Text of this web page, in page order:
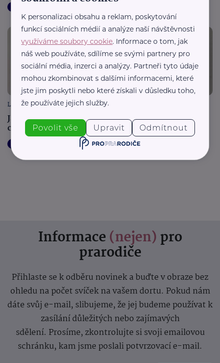
Liftech s.r.o.
Jak správně vybrat zánovní schodišťový výtah a na
co si dát pozor?
Podpora, pomoc, péče Technologie
Informace (nejen) pro
prarodiče
Přihlaste se k odběru novinek a buďte v obraze bez
ohledu na počet svíček na vašem dortu. Pokud nám
dáte svůj e-mail, slibujeme, že jej budeme používat k
zasílání důležitých nebo zajímavých
sdělení. Prosíme, zkontrolujte si svoji emailovou
schránku, kam jsme poslali potvrzovací e-mail.
K personalizaci obsahu a reklam, poskytování
funkcí sociálních médií a analýze naší návštěvnosti
využíváme soubory cookie. Informace o tom, jak
náš web používáte, sdílíme se svými partnery pro
sociální média, inzerci a analýzy. Partneři tyto údaje
mohou zkombinovat s dalšími informacemi, které
jste jim poskytli nebo které získali v důsledku toho,
že používáte jejich služby.
Povolit vše Upravit Odmítnout